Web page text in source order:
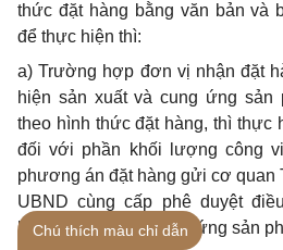
thức đặt hàng bằng văn bản và
để thực hiện thì:
a) Trường hợp đơn vị nhận đặt
hiện sản xuất và cung ứng sản
theo hình thức đặt hàng, thì thực
đối với phần khối lượng công
phương án đặt hàng gửi cơ quan
UBND cùng cấp phê duyệt
hàng sản xuất và cung ứng sản
Chú thích màu chỉ dẫn